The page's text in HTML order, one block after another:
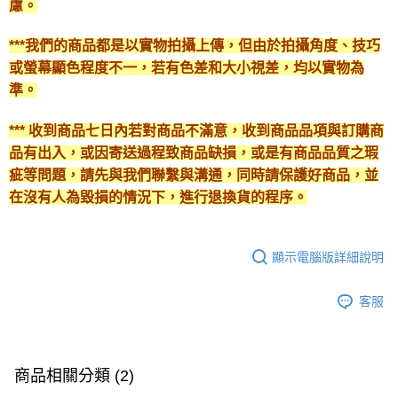
慮。
***我們的商品都是以實物拍攝上傳，但由於拍攝角度、技巧
或螢幕顯色程度不一，若有色差和大小視差，均以實物為
準。
*** 收到商品七日內若對商品不滿意，收到商品品項與訂購商
品有出入，或因寄送過程致商品缺損，或是有商品品質之瑕
疵等問題，請先與我們聯繫與溝通，同時請保護好商品，並
在沒有人為毀損的情況下，進行退換貨的程序。
顯示電腦版詳細說明
客服
商品相關分類 (2)